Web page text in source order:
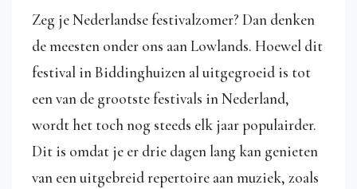
Zeg je Nederlandse festivalzomer? Dan denken
de meesten onder ons aan Lowlands. Hoewel dit
festival in Biddinghuizen al uitgegroeid is tot
een van de grootste festivals in Nederland,
wordt het toch nog steeds elk jaar populairder.
Dit is omdat je er drie dagen lang kan genieten
van een uitgebreid repertoire aan muziek, zoals